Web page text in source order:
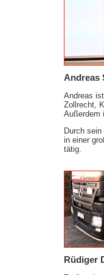
Andreas
Andreas
Zollrecht,
Außerdem
Durch
in einer
tätig.
Rüdiger